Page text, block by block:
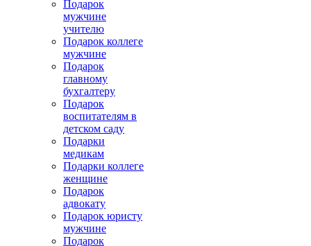
Подарок
мужчине
учителю
Подарок коллеге
мужчине
Подарок
главному
бухгалтеру
Подарок
воспитателям в
детском саду
Подарки
медикам
Подарки коллеге
женщине
Подарок
адвокату
Подарок юристу
мужчине
Подарок